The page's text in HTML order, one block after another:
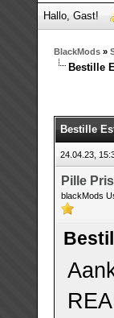
Hallo, Gast!
BlackMods»
Bestille
Bestille
24.04.23,
Pille
blackMods